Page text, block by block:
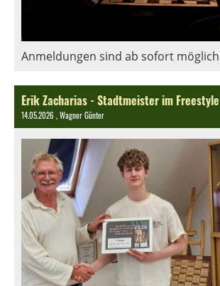
Anmeldungen sind ab sofort
Erik Zacharias - Stadtmeister im
14.05.2026 , Wagner Günter